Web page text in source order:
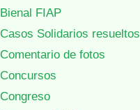
Bienal FIAP
Casos Solidarios resueltos
Comentario de fotos
Concursos
Congreso